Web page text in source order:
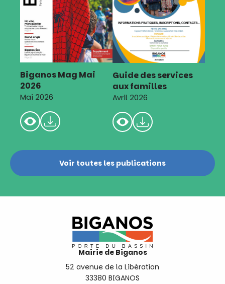
Biganos Mag Mai
2026
Mai 2026
Guide des services
aux familles
Avril 2026
Voir toutes les publications
Mairie de Biganos
52 avenue de la Libération
33380 BIGANOS